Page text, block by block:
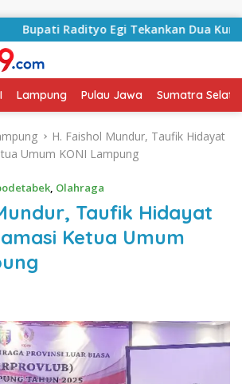
Radityo Egi Tekankan Dua Kunci Utama
Lampung Pulau Jawa Sumatra
H. Faishol Mundur, Taufik Hidayat
Umum KONI Lampung
, Olahraga
Taufik Hidayat
Ketua Umum